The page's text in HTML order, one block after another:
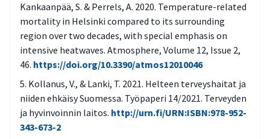
Onko helteisiin ja pitkiin lämpöjaksoihin
varauduttu esimerkiksi
viilennysinfrastruktuurilla, kuten kastelulla,
varjostuksella ja/tai tilojen
Minkälaisia haavoittuvia arvoja (esimerkiksi
sote-toimipaikat, vanhusten
asumisolot/vanhat rakennukset) alueella
Kankaanpää, S. & Perrels, A. 2020. Temperature-related
mortality in Helsinki compared to its surrounding
region over two decades, with special emphasis on
intensive heatwaves. Atmosphere, Volume 12, Issue 2,
46. https://doi.org/10.3390/atmos12010046
Kollanus, V., & Lanki, T. 2021. Helteen terveyshaitat ja
niiden ehkäisy Suomessa. Työpaperi 14/2021. Terveyden
ja hyvinvoinnin laitos. http://urn.fi/URN:ISBN:978-952-
343-673-2